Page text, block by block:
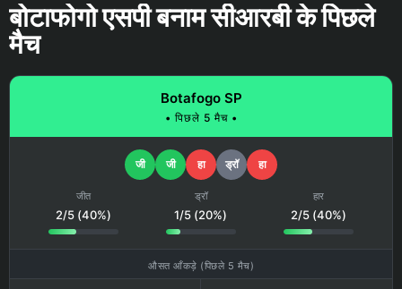
बोटाफोगो एसपी बनाम सीआरबी के पिछले
मैच
Botafogo SP
• पिछले 5 मैच •
जी जी हा ड्रॉ हा
जीत
2/5 (40%)
ड्रॉ
1/5 (20%)
हार
2/5 (40%)
औसत आँकड़े (पिछले 5 मैच)